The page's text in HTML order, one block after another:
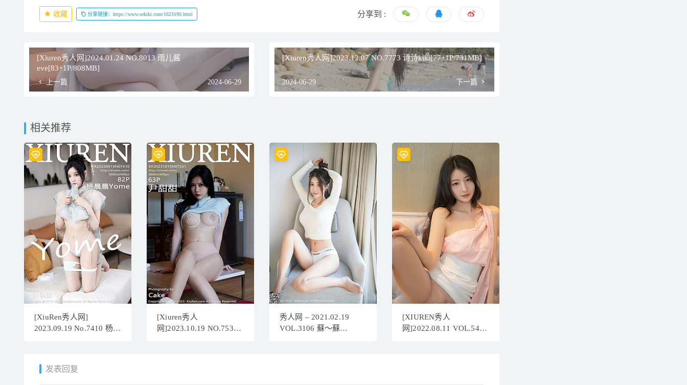
收藏 分享链接：https://www.sekiki.com/1623190.html 分享到 :
[Xiuren秀人网]2024.01.24 NO.8013 雨儿酱
eve[83+1P/808MB]
上一篇 2024-06-29
[Xiuren秀人网]2023.12.07 NO.7773 诗诗kiki[77+1P/731MB]
2024-06-29 下一篇
相关推荐
[XiuRen秀人网]
2023.09.19 No.7410 杨晨
[Xiuren秀人
网]2023.10.19 NO.7531
秀人网 – 2021.02.19
VOL.3106 蘇～蘇
[XIUREN秀人
网]2022.08.11 VOL.5420
发表回复